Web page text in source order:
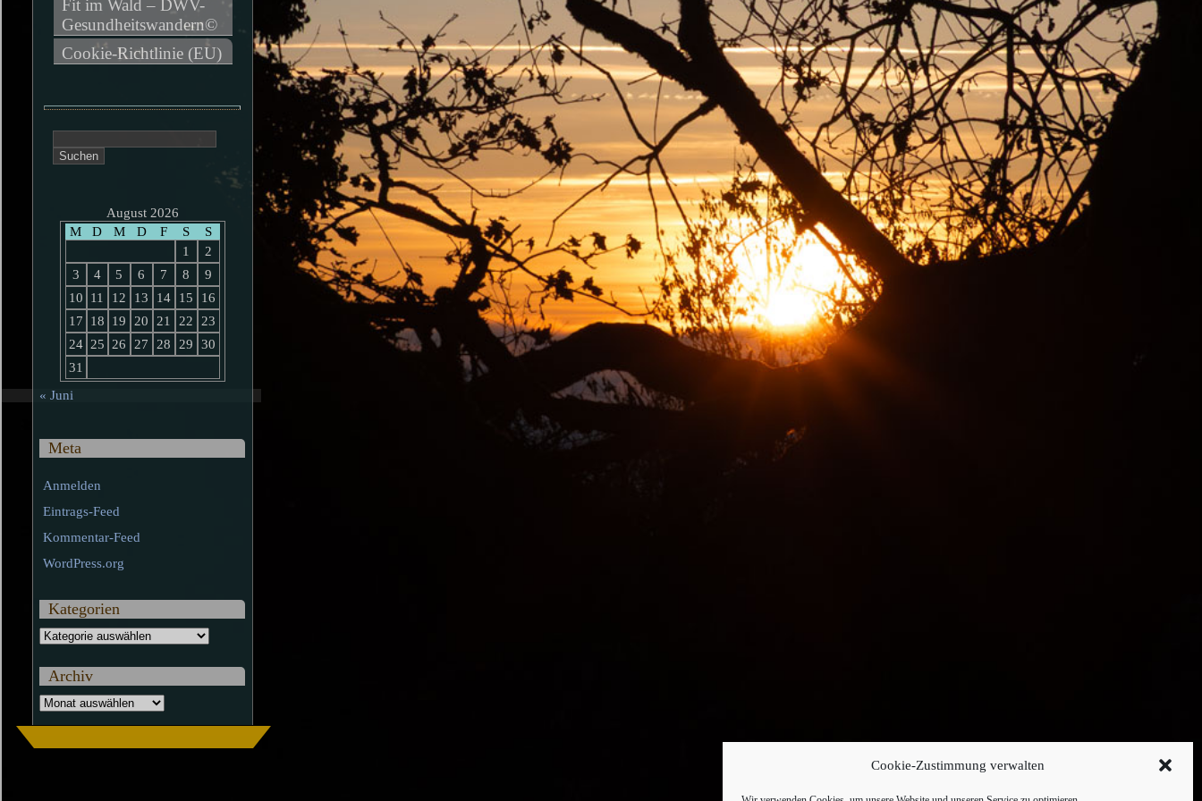
Cookie-Zustimmung verwalten
Fit im Wald – DWV-
Gesundheitswandern©
Cookie-Richtlinie (EU)
nach:
August 2026
M
D M D F S
S
1
2
3
4 5 6 7 8
9
10
11 12 13 14 15
16
17
18 19 20 21 22
23
24 25 26 27 28 29
30
31
« Juni
Meta
Anmelden
Eintrags-Feed
Kommentar-Feed
WordPress.org
Kategorien
Kategorien
Archiv
Archiv